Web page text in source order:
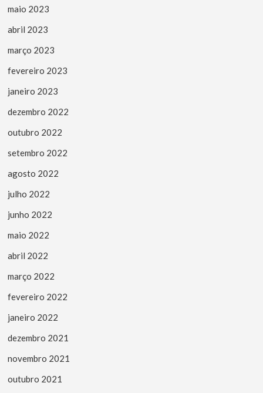
maio 2023
abril 2023
março 2023
fevereiro 2023
janeiro 2023
dezembro 2022
outubro 2022
setembro 2022
agosto 2022
julho 2022
junho 2022
maio 2022
abril 2022
março 2022
fevereiro 2022
janeiro 2022
dezembro 2021
novembro 2021
outubro 2021